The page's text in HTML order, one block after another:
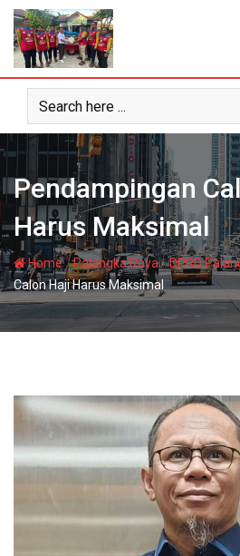
Skip
content
Pendampingan
Harus Maksimal
Home-Palangka Raya-DPRD
Calon Haji Harus Maksimal